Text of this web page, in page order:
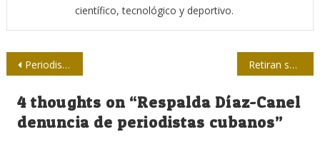
científico, tecnológico y deportivo.
Navegación
de
entradas
Periodista de Escambray: Yo no vendo mi alma al diablo Retiran señal televisiva de TeleSur en Ecuador sin ninguna justificación
4 thoughts on “Respalda Díaz-Canel
denuncia de periodistas cubanos”